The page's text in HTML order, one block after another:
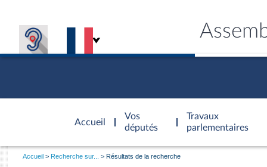
Accueil
d'accueil
Vos
députés
Travaux
parlementaires
Vous
Accueil Recherche sur... Résultats de la recherche